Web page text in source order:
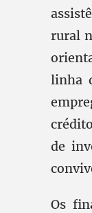
rural
linha
de
Os